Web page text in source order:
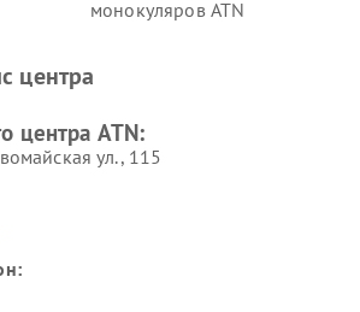
монокуляров ATN
центра
центра ATN:
ул., 115